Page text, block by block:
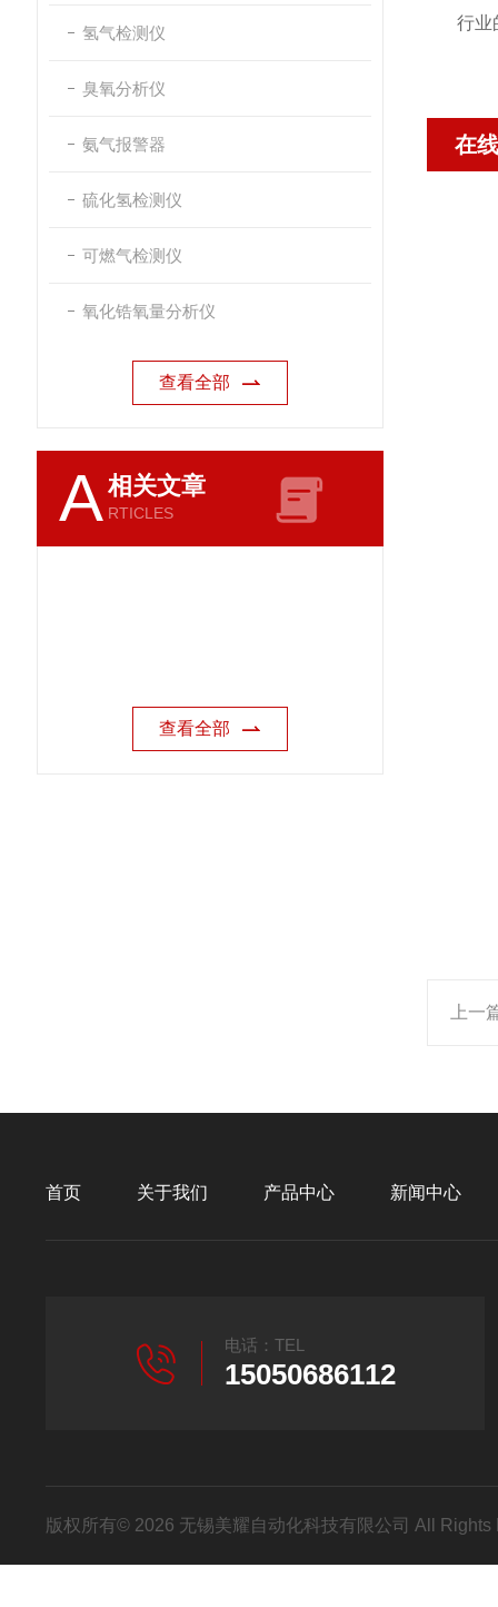
氢气检测仪
臭氧分析仪
氨气报警器
硫化氢检测仪
可燃气检测仪
氧化锆氧量分析仪
查看全部
A相关文章
RTICLES
查看全部
行业
在
上一
首页 关于我们 产品中心 新闻中心
电话：TEL
15050686112
版权所有© 2026 无锡美耀自动化科技有限公司 All